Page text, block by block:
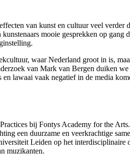
van kunst en cultuur veel verder
mooie gesprekken op gang
waar Nederland groot in is,
van Mark van Bergen duiken
en lawaai vaak negatief in de media
bij Fontys Academy for the
een duurzame en veerkrachtige
Leiden op het interdisciplinaire
muzikanten.